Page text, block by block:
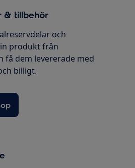
& tillbehör
och
produkt från
få dem levererade med
billigt.